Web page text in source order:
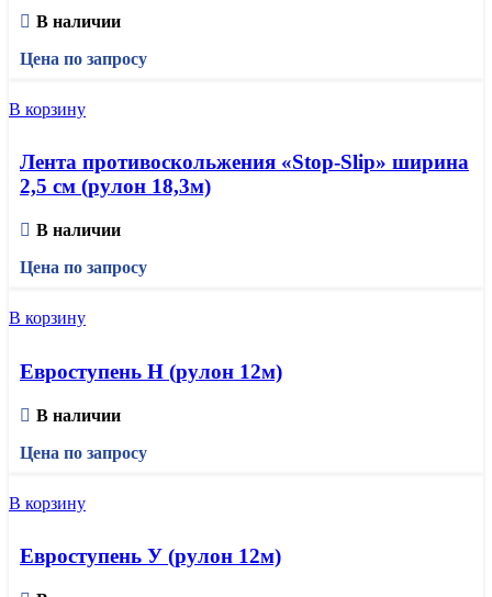
В наличии
Цена по запросу
В корзину
Лента противоскольжения «Stop-Slip» ширина
2,5 см (рулон 18,3м)
В наличии
Цена по запросу
В корзину
Евроступень Н (рулон 12м)
В наличии
Цена по запросу
В корзину
Евроступень У (рулон 12м)